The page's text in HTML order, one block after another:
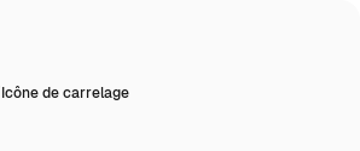
Icône de carrelage